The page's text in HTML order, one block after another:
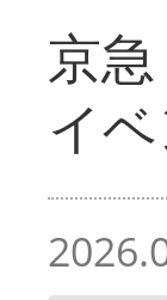
京
イ